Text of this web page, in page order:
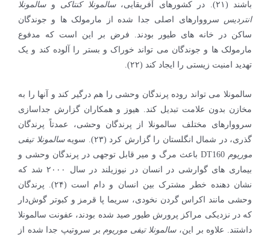
باشند (۲۱). در کشورهای آفریقایی، سالمونلا کنتاکی وسالمونلا
انتردیس سرووارهای اصلی جدا شده از مارمولک ها و جوندگان
ساکن در خانه های طیور بودند. فرض بر این است که مدفوع
مارمولک ها و جوندگان می تواند خوراک و بستر را آلوده کند و یک
تهدید امنیت زیستی را ایجاد کند (۲۲).
سالمونلا می تواند روده پرندگان وحشی را هم درگیر کند و آنها را به
مخازن بدون علامت تبدیل کند. هیوز و همکاران گزارش جداسازی
سرووارهای مختلف سالمونلا از پرندگان وحشی، عمدتاً پرندگان
گذری، در شمال انگلستان را گزارش کرد (۲۳). سویه
سالمونلا تیفی
موریوم
DT160 باعث مرگ و میر قابل توجهی در پرندگان وحشی و
بیماری های گوارشی در انسان در نیوزیلند در سال ۲۰۰۰ شد که
نشان دهنده خطر مشترک بین انسان و دام است (۲۴). پرندگان
وحشی مانند اکراس گردن نخودی، سریما پا قرمز و کبوتر گوش‌دار
که در نزدیکی مراکز پرورش طیور صید شده بودند، عفونت سالمونلا
داشتند. علاوه بر این،سالمونلا تیفی موریوم بر سروتیپ جدا شده از